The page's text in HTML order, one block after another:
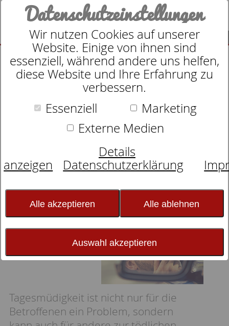
SUCHE
Datenschutzeinstellungen
Wir nutzen Cookies auf unserer
Website. Einige von ihnen sind
essenziell, während andere uns helfen,
diese Website und Ihre Erfahrung zu
verbessern.
Essenziell
Marketing
Externe Medien
Details
anzeigen
Datenschutzerklärung
Alle akzeptieren Alle ablehnen
Auswahl akzeptieren
Schlafexperten-Tipps:
Schlafwissen für
erholsame Nächte
Wenn Müdigkeit gefährlich wird
Tagesmüdigkeit ist nicht nur für die
Betroffenen ein Problem, sondern